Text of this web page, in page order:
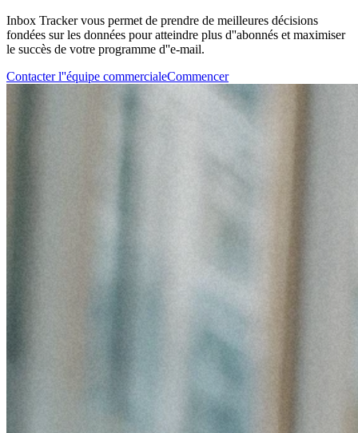
Inbox Tracker vous permet de prendre de meilleures décisions
fondées sur les données pour atteindre plus d''abonnés et maximiser
le succès de votre programme d''e-mail.
Contacter l''équipe commercialeCommencer